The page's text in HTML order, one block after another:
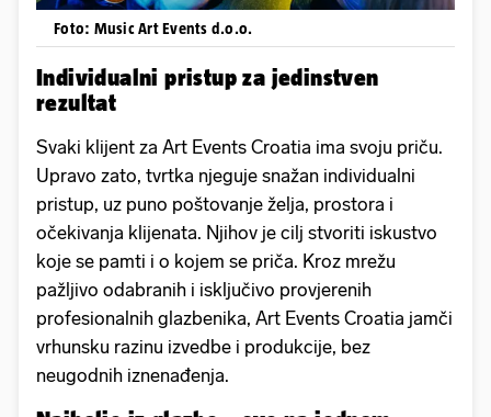
Foto: Music Art Events d.o.o.
Individualni pristup za jedinstven
rezultat
Svaki klijent za Art Events Croatia ima svoju priču.
Upravo zato, tvrtka njeguje snažan individualni
pristup, uz puno poštovanje želja, prostora i
očekivanja klijenata. Njihov je cilj stvoriti iskustvo
koje se pamti i o kojem se priča. Kroz mrežu
pažljivo odabranih i isključivo provjerenih
profesionalnih glazbenika, Art Events Croatia jamči
vrhunsku razinu izvedbe i produkcije, bez
neugodnih iznenađenja.